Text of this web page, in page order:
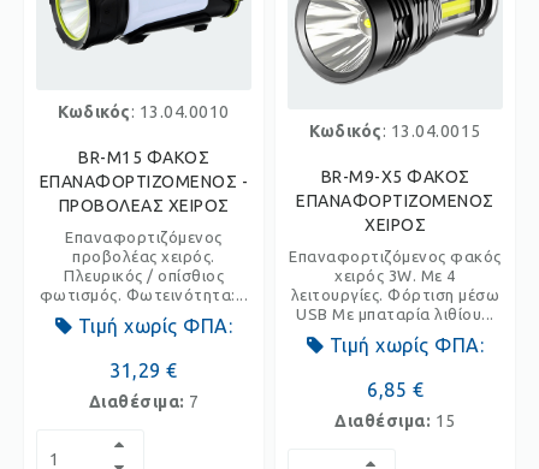
Κωδικός: 13.04.0010
BR-M15 ΦΑΚΟΣ
ΕΠΑΝΑΦΟΡΤΙΖΟΜΕΝΟΣ -
ΠΡΟΒΟΛΕΑΣ ΧΕΙΡΟΣ
Επαναφορτιζόμενος
προβολέας χειρός.
Πλευρικός / οπίσθιος
φωτισμός. Φωτεινότητα:...
Τιμή χωρίς ΦΠΑ:
31,29 €
Διαθέσιμα: 7
Κωδικός: 13.04.0015
BR-M9-X5 ΦΑΚΟΣ
ΕΠΑΝΑΦΟΡΤΙΖΟΜΕΝΟΣ
ΧΕΙΡΟΣ
Επαναφορτιζόμενος φακός
χειρός 3W. Με 4
λειτουργίες. Φόρτιση μέσω
USB Με μπαταρία λιθίου...
Τιμή χωρίς ΦΠΑ:
6,85 €
Διαθέσιμα: 15